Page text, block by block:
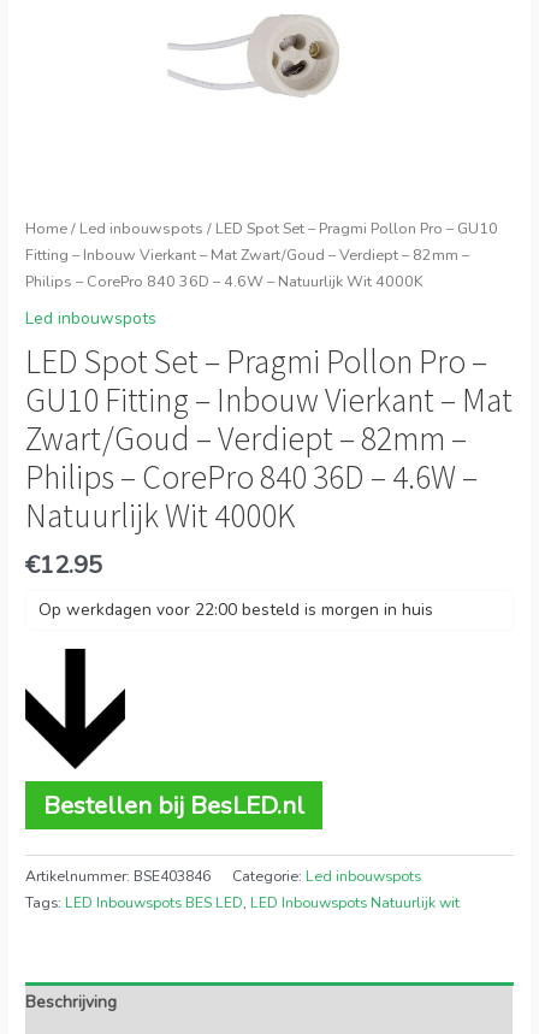
Home/ Led inbouwspots / LED Spot Set – Pragmi Pollon Pro – GU10
Fitting – Inbouw Vierkant – Mat Zwart/Goud – Verdiept – 82mm –
Philips – CorePro 840 36D – 4.6W – Natuurlijk Wit 4000K
Led inbouwspots
LED Spot Set – Pragmi Pollon Pro –
GU10 Fitting – Inbouw Vierkant – Mat
Zwart/Goud – Verdiept – 82mm –
Philips – CorePro 840 36D – 4.6W –
Natuurlijk Wit 4000K
€12.95
Op werkdagen voor 22:00 besteld is morgen in huis
Bestellen bij BesLED.nl
Artikelnummer: BSE403846 Categorie: Led inbouwspots
Tags: LED Inbouwspots BES LED, LED Inbouwspots Natuurlijk wit
Beschrijving